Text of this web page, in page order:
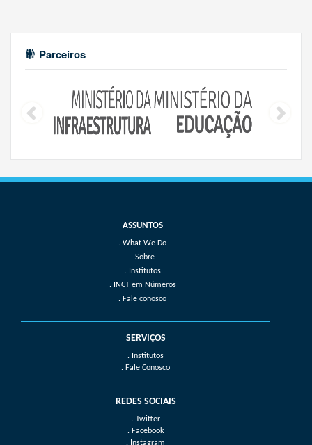
Parceiros
What We Do
Sobre
Institutos
INCT em Números
Fale conosco
SERVIÇOS
. Institutos
. Fale Conosco
REDES SOCIAIS
. Twitter
. Facebook
. Instagram